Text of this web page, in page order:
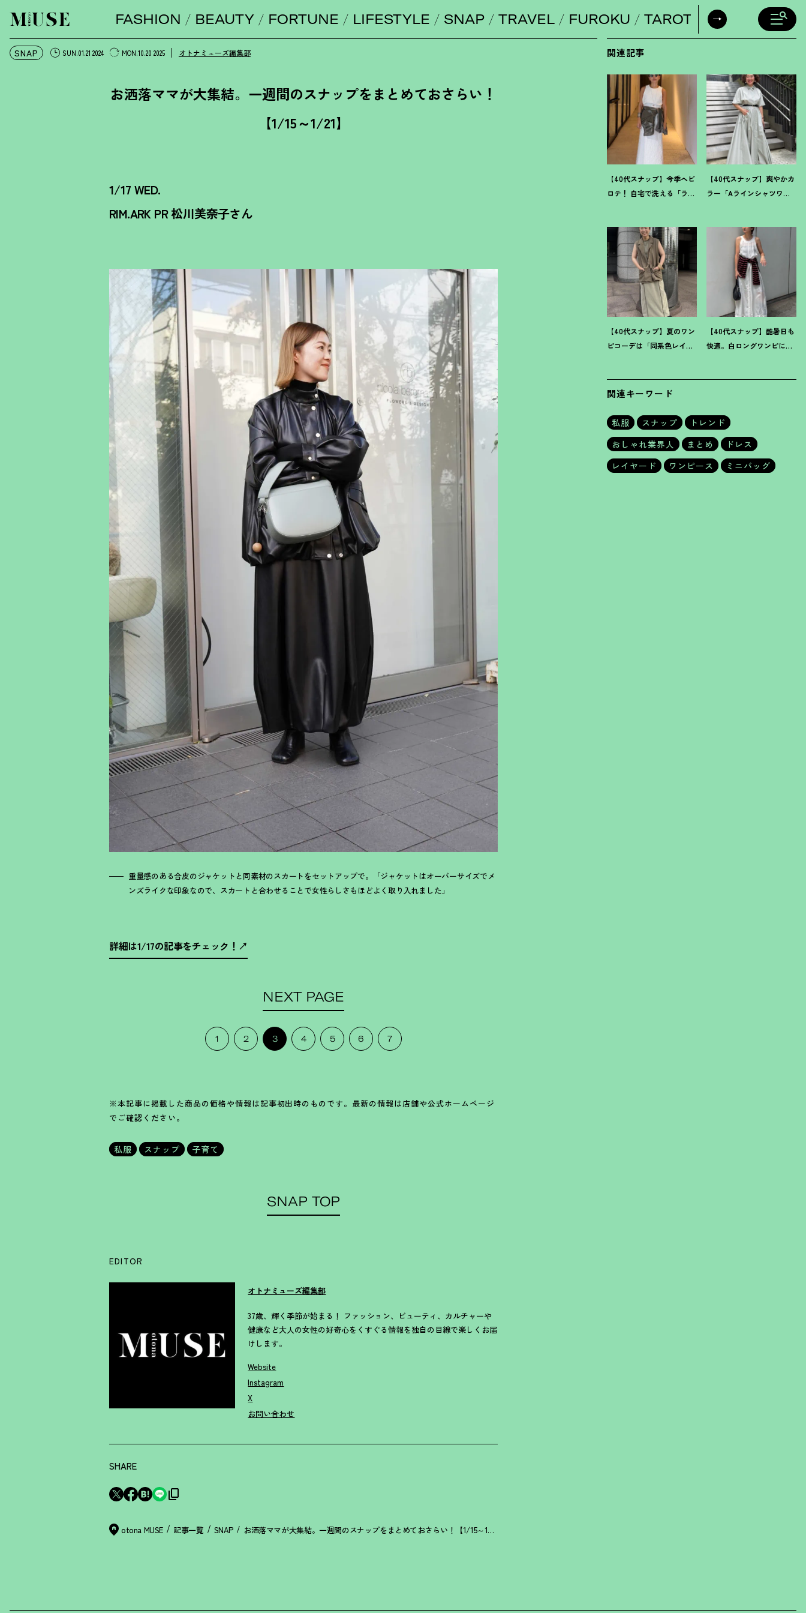
オトナミューズ ウェブFASHION BEAUTY FORTUNE LIFESTYLE SNAP TRAVEL FUROKU TAROT DAILY
SNAP SUN.01.21 2024 MON.10.20 2025 オトナミューズ編集部
お洒落ママが大集結。一週間のスナップをまとめておさらい ！
【1/15～1/21】
1/17 WED.
RIM.ARK PR 松川美奈子さん
重量感のある合皮のジャケットと同素材のスカートをセットアップで。「ジャケットはオーバーサイズでメ
ンズライクな印象なので、スカートと合わせることで女性らしさもほどよく取り入れました」
詳細は1/17の記事をチェック ！
NEXT PAGE
1 2 3 4 5 6 7
※本記事に掲載した商品の価格や情報は記事初出時のものです。最新の情報は店舗や公式ホームページ
でご確認ください。
私服 スナップ 子育て
SNAP TOP
EDITOR
オトナミューズ編集部
37歳、輝く季節が始まる！ ファッション、ビューティ、カルチャーや
健康など大人の女性の好奇心をくすぐる情報を独自の目線で楽しくお届
けします。
Website
Instagram
X
お問い合わせ
SHARE
otona MUSE 記事一覧 SNAP お洒落ママが大集結。一週間のスナップをまとめておさらい ！ 【1/15～1/21】
関連記事
【40代スナップ】今季ヘビ
ロテ ！ 自宅で洗える「ラッ
【40代スナップ】爽やかカ
ラー「Aラインシャツワン
【40代スナップ】夏のワン
ピコーデは「同系色レイ
【40代スナップ】酷暑日も
快適。白ロングワンピに
関連キーワード
私服 スナップ
トレンド
おしゃれ業界人
まとめ
ドレス
レイヤード
ワンピース ミニバッグ